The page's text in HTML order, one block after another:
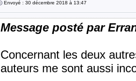
Envoyé : 30 décembre 2018 à 13:47
Message posté par
Concernant les deux
auteurs me sont aussi